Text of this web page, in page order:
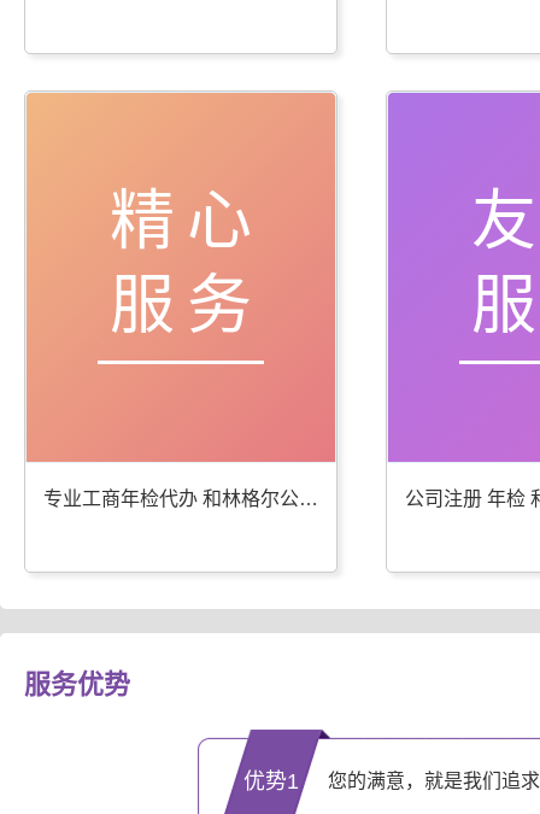
精心
服务
专业工商年检代办 和林格尔公司注册服务优
服务优势
优势1 您的满意，就是我们追